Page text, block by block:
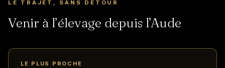
LE TRAJET, SANS DÉTOUR
Venir à l’élevage depuis l’Aude
LE PLUS PROCHE